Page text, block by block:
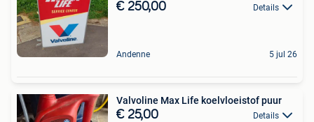
€ 250,00 Details
Andenne 5 jul 26
Valvoline Max Life koelvloeistof puur
€ 25,00 Details